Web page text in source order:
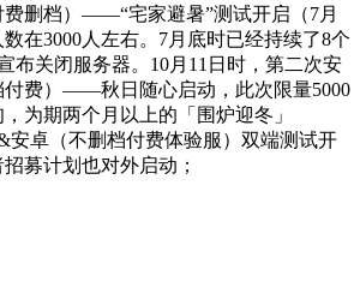
删档）——“宅家避暑”测试开启（7月
在3000人左右。7月底时已经持续了8个
布关闭服务器。10月11日时，第二次安
付费）——秋日随心启动，此次限量5000
为期两个月以上的「围炉迎冬」
安卓（不删档付费体验服）双端测试开
募计划也对外启动；